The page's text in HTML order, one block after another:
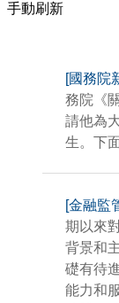
手動刷新
[國務院
務院《
請他為
生。下
[金融監
期以來
背景和
礎有待
能力和